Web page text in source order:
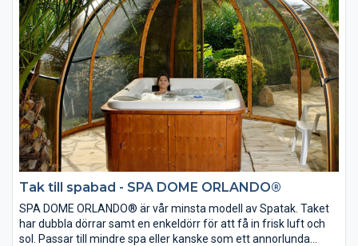
Tak till spabad - SPA DOME ORLANDO®
SPA DOME ORLANDO® är vår minsta modell av Spatak. Taket
har dubbla dörrar samt en enkeldörr för att få in frisk luft och
sol. Passar till mindre spa eller kanske som ett annorlunda